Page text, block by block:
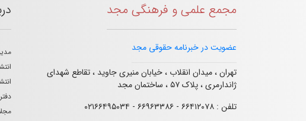
مجمع علمی و فرهنگی مجد
عضویت در خبرنامه حقوقی مجد
تهران ، میدان انقلاب ، خیابان منیری جاوید ، تقاطع شهدای
ژاندارمری ، پلاک ۵۷ ، ساختمان مجد
تلفن : ۶۶۴۱۲۰۷۸ - ۶۶۹۶۳۳۸۶ - ۰۲۱۶۶۴۹۵۰۳۴